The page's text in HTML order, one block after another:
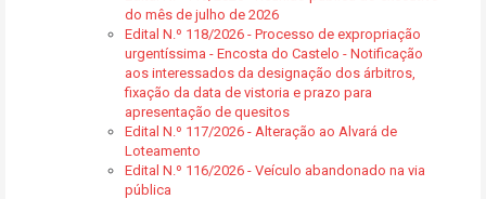
do mês de julho de 2026
Edital N.º 118/2026 - Processo de expropriação
urgentíssima - Encosta do Castelo - Notificação
aos interessados da designação dos árbitros,
fixação da data de vistoria e prazo para
apresentação de quesitos
Edital N.º 117/2026 - Alteração ao Alvará de
Loteamento
Edital N.º 116/2026 - Veículo abandonado na via
pública